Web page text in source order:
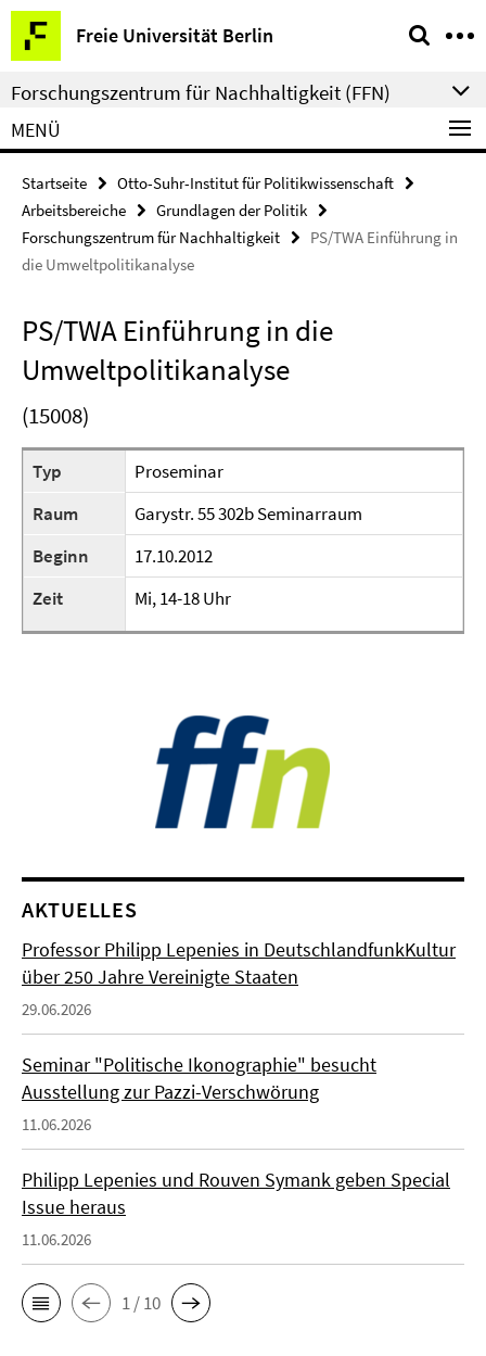
Springe
direkt
zu
Inhalt
Freie Universität Berlin
Service-
Navigation
Forschungszentrum für Nachhaltigkeit (FFN)
MENÜ
Startseite
Otto-Suhr-Institut für Politikwissenschaft
Arbeitsbereiche
Grundlagen der Politik
Forschungszentrum für Nachhaltigkeit
PS/TWA Einführung in
die Umweltpolitikanalyse
PS/TWA Einführung in die
Umweltpolitikanalyse
(15008)
Typ
Proseminar
Raum
Garystr. 55 302b Seminarraum
Beginn
17.10.2012
Zeit
Mi, 14-18 Uhr
AKTUELLES
Professor Philipp Lepenies in DeutschlandfunkKultur
über 250 Jahre Vereinigte Staaten
29.06.2026
Seminar "Politische Ikonographie" besucht
Ausstellung zur Pazzi-Verschwörung
11.06.2026
Philipp Lepenies und Rouven Symank geben Special
Issue heraus
11.06.2026
1 / 10